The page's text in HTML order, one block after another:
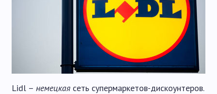
Lidl – немецкая сеть супермаркетов-дискоунтеров.